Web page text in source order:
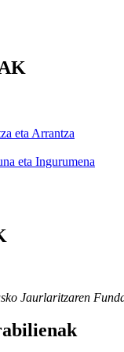
eta Arrantza
eta Ingurumena
Jaurlaritzaren